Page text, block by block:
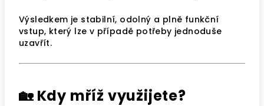
Výsledkem je stabilní, odolný a plně funkční
vstup, který lze v případě potřeby jednoduše
uzavřít.
🏡 Kdy mříž využijete?